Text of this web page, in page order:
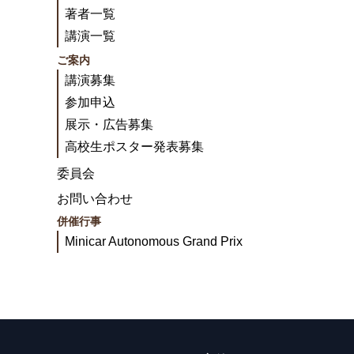
著者一覧
講演一覧
ご案内
講演募集
参加申込
展示・広告募集
高校生ポスター発表募集
委員会
お問い合わせ
併催行事
Minicar Autonomous Grand Prix